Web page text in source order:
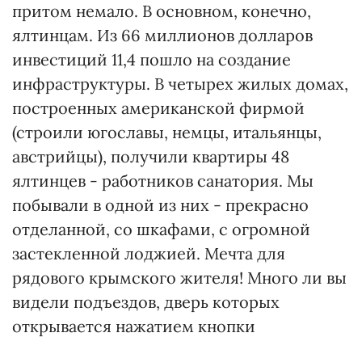
притом немало. В основном, конечно,
ялтинцам. Из 66 миллионов долларов
инвестиций 11,4 пошло на создание
инфраструктуры. В четырех жилых домах,
построенных американской фирмой
(строили югославы, немцы, итальянцы,
австрийцы), получили квартиры 48
ялтинцев - работников санатория. Мы
побывали в одной из них - прекрасно
отделанной, со шкафами, с огромной
застекленной лоджией. Мечта для
рядового крымского жителя! Много ли вы
видели подъездов, дверь которых
открывается нажатием кнопки